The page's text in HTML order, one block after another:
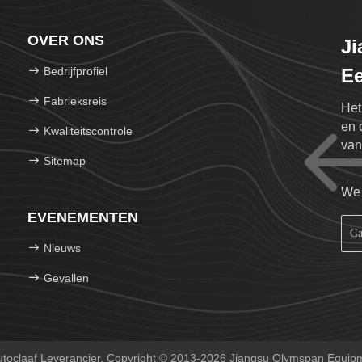
OVER ONS
Bedrijfprofiel
Fabrieksreis
Kwaliteitscontrole
Sitemap
EVENEMENTEN
Nieuws
Gevallen
en
Leverancier. Copyright © 2013-2026 Jiangsu Olymspan